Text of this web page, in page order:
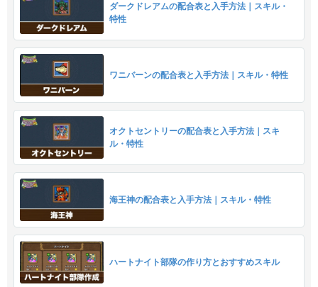
ダークドレアムの配合表と入手方法｜スキル・
特性
ワニバーンの配合表と入手方法｜スキル・特性
オクトセントリーの配合表と入手方法｜スキ
ル・特性
海王神の配合表と入手方法｜スキル・特性
ハートナイト部隊の作り方とおすすめスキル